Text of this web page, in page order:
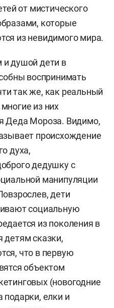
от мистического
которые
из невидимого мира.
душой дети в
воспринимать
так же, как реальный
из них
Деда Мороза. Видимо,
происхождение
духа,
дедушку с
манипуляции
дети
социальную
из поколения в
детям сказки,
что в первую
объектом
(новогодние
елки и